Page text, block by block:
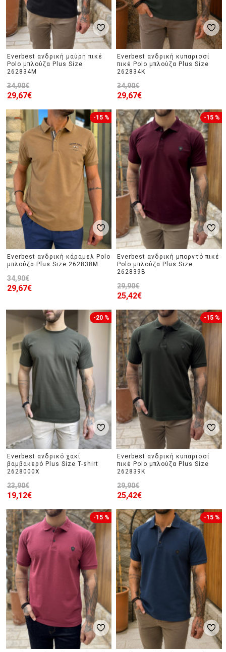
Everbest ανδρική μαύρη πικέ
Polo μπλούζα Plus Size
262834M
29,67€
34,90€
Everbest ανδρική κυπαρισσί
πικέ Polo μπλούζα Plus Size
262834K
29,67€
34,90€
-15 %
Everbest ανδρική κάραμελ Polo
μπλούζα Plus Size 262838M
29,67€
34,90€
-15 %
Everbest ανδρική μπορντό πικέ
Polo μπλούζα Plus Size
262839B
25,42€
29,90€
-20 %
Everbest ανδρικό χακί
βαμβακερό Plus Size T-shirt
2628000X
19,12€
23,90€
-15 %
Everbest ανδρική κυπαρισσί
πικέ Polo μπλούζα Plus Size
262839K
25,42€
29,90€
-15 % -15 %